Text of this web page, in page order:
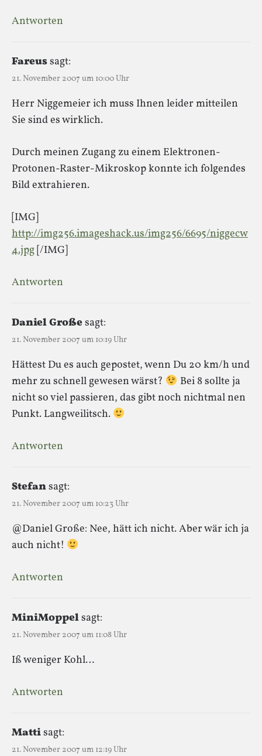
Antworten
Fareussagt:
21. November 2007 um 10:00 Uhr
Herr Niggemeier ich muss Ihnen leider mitteilen
Sie sind es wirklich.
Durch meinen Zugang zu einem Elektronen-
Protonen-Raster-Mikroskop konnte ich folgendes
Bild extrahieren.
[IMG]
http://img256.imageshack.us/img256/6695/niggecw
4.jpg [/IMG]
Antworten
Daniel Großesagt:
21. November 2007 um 10:19 Uhr
Hättest Du es auch gepostet, wenn Du 20 km/h und
mehr zu schnell gewesen wärst?
Bei 8 sollte ja
nicht so viel passieren, das gibt noch nichtmal nen
Punkt. Langweilitsch.
Antworten
Stefansagt:
21. November 2007 um 10:23 Uhr
@Daniel Große: Nee, hätt ich nicht. Aber wär ich ja
auch nicht!
Antworten
MiniMoppelsagt:
21. November 2007 um 11:08 Uhr
Iß weniger Kohl…
Antworten
Mattisagt:
21. November 2007 um 12:19 Uhr